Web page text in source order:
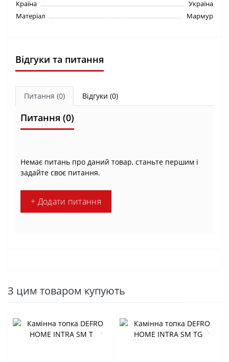
Країна
Україна
Матеріал
Мармур
Відгуки та питання
Питання (0) Відгуки (0)
Питання (0)
Немає питань про даний товар, станьте першим і
задайте своє питання.
+ Додати питання
З цим товаром купують